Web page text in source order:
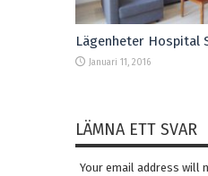
Lägenheter Hospital
Januari 11, 2016
LÄMNA ETT SVAR
Your email address will